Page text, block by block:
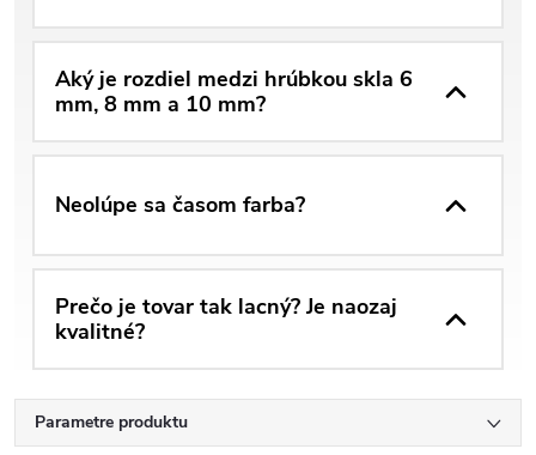
Aký je rozdiel medzi hrúbkou skla 6
mm, 8 mm a 10 mm?
Neolúpe sa časom farba?
Prečo je tovar tak lacný? Je naozaj
kvalitné?
Parametre produktu